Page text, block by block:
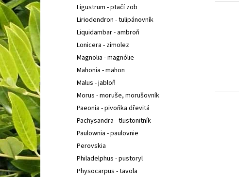
Ligustrum - ptačí zob
Liriodendron - tulipánovník
Liquidambar - ambroň
Lonicera - zimolez
Magnolia - magnólie
Mahonia - mahon
Malus - jabloň
Morus - moruše, morušovník
Paeonia - pivoňka dřevitá
Pachysandra - tlustonitník
Paulownia - paulovnie
Perovskia
Philadelphus - pustoryl
Physocarpus - tavola